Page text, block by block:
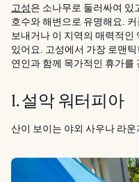
고성은 소나무로 둘러싸여 있
호수와 해변으로 유명해요.
보내거나 이 지역의 매력적인
있어요. 고성에서 가장 로맨
연인과 함께 목가적인 휴가를
1. 설악 워터피아
산이 보이는 야외 사우나 라운